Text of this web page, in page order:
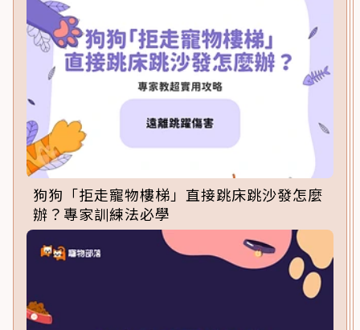
狗狗「拒走寵物樓梯」直接跳床跳沙發怎麼
辦？專家訓練法必學